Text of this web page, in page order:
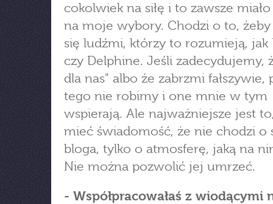
cokolwiek na siłę i to zawsze
na moje wybory. Chodzi o to, żeby
się ludźmi, którzy to rozumieją, jak
czy Delphine. Jeśli zadecydujemy,
dla nas" albo że zabrzmi fałszywie,
tego nie robimy i one mnie w tym
wspierają. Ale najważniejsze jest
mieć świadomość, że nie chodzi o
bloga, tylko o atmosferę, jaką na
Nie można pozwolić jej umrzeć.
- Współpracowałaś z wiodącymi